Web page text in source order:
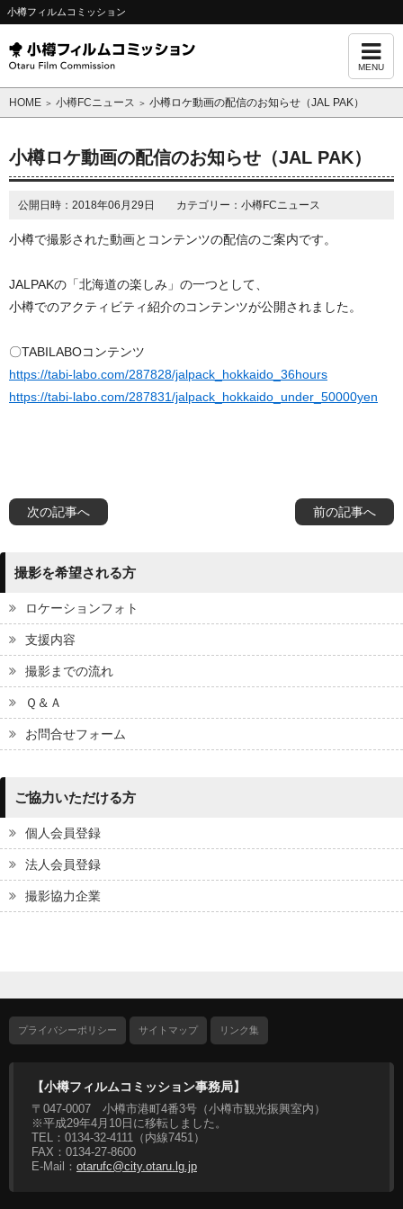
小樽フィルムコミッション
MENU
HOME ＞ 小樽FCニュース ＞ 小樽ロケ動画の配信のお知らせ（JAL PAK）
小樽ロケ動画の配信のお知らせ（JAL PAK）
公開日時：2018年06月29日 カテゴリー：小樽FCニュース
小樽で撮影された動画とコンテンツの配信のご案内です。
JALPAKの「北海道の楽しみ」の一つとして、
小樽でのアクティビティ紹介のコンテンツが公開されました。
〇TABILABOコンテンツ
https://tabi-labo.com/287828/jalpack_hokkaido_36hours
https://tabi-labo.com/287831/jalpack_hokkaido_under_50000yen
前の記事へ
次の記事へ
撮影を希望される方
ロケーションフォト
支援内容
撮影までの流れ
Ｑ＆Ａ
お問合せフォーム
ご協力いただける方
個人会員登録
法人会員登録
撮影協力企業
プライバシーポリシー サイトマップ リンク集
【小樽フィルムコミッション事務局】
〒047-0007 小樽市港町4番3号（小樽市観光振興室内）
※平成29年4月10日に移転しました。
TEL：0134-32-4111（内線7451）
FAX：0134-27-8600
E-Mail： otarufc@city.otaru.lg.jp